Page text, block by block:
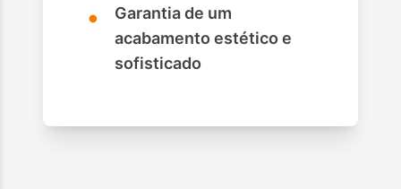
•
Garantia de um
acabamento estético e
sofisticado